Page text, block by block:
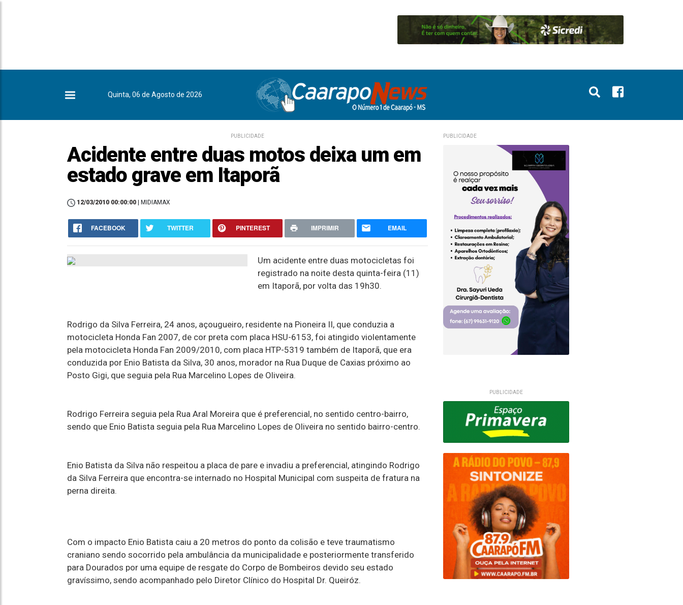
Quinta, 06 de Agosto de 2026
PUBLICIDADE
Acidente entre duas motos deixa um em
estado grave em Itaporã
12/03/2010 00:00:00 | MIDIAMAX
FACEBOOK TWITTER PINTEREST IMPRIMIR EMAIL
Um acidente entre duas motocicletas foi
registrado na noite desta quinta-feira (11)
em Itaporã, por volta das 19h30.
Rodrigo da Silva Ferreira, 24 anos, açougueiro, residente na Pioneira II, que conduzia a
motocicleta Honda Fan 2007, de cor preta com placa HSU-6153, foi atingido violentamente
pela motocicleta Honda Fan 2009/2010, com placa HTP-5319 também de Itaporã, que era
conduzida por Enio Batista da Silva, 30 anos, morador na Rua Duque de Caxias próximo ao
Posto Gigi, que seguia pela Rua Marcelino Lopes de Oliveira.
Rodrigo Ferreira seguia pela Rua Aral Moreira que é preferencial, no sentido centro-bairro,
sendo que Enio Batista seguia pela Rua Marcelino Lopes de Oliveira no sentido bairro-centro.
Enio Batista da Silva não respeitou a placa de pare e invadiu a preferencial, atingindo Rodrigo
da Silva Ferreira que encontra-se internado no Hospital Municipal com suspeita de fratura na
perna direita.
Com o impacto Enio Batista caiu a 20 metros do ponto da colisão e teve traumatismo
craniano sendo socorrido pela ambulância da municipalidade e posteriormente transferido
para Dourados por uma equipe de resgate do Corpo de Bombeiros devido seu estado
gravíssimo, sendo acompanhado pelo Diretor Clínico do Hospital Dr. Queiróz.
PUBLICIDADE
PUBLICIDADE